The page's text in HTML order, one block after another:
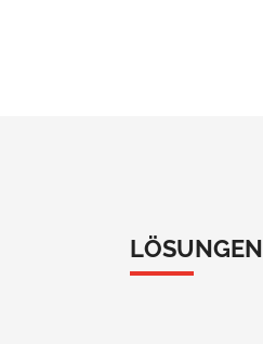
LÖSUNGEN